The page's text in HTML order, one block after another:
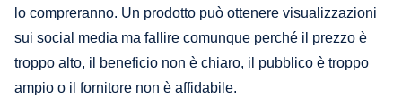
lo compreranno. Un prodotto può ottenere visualizzazioni
sui social media ma fallire comunque perché il prezzo è
troppo alto, il beneficio non è chiaro, il pubblico è troppo
ampio o il fornitore non è affidabile.